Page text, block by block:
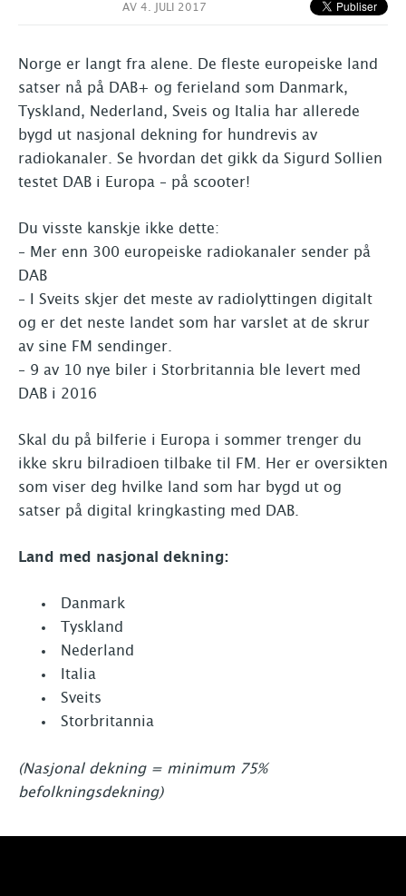
AV 4. JULI 2017
Norge er langt fra alene. De fleste europeiske land
satser nå på DAB+ og ferieland som Danmark,
Tyskland, Nederland, Sveis og Italia har allerede
bygd ut nasjonal dekning for hundrevis av
radiokanaler. Se hvordan det gikk da Sigurd Sollien
testet DAB i Europa – på scooter!
Du visste kanskje ikke dette:
– Mer enn 300 europeiske radiokanaler sender på
DAB
– I Sveits skjer det meste av radiolyttingen digitalt
og er det neste landet som har varslet at de skrur
av sine FM sendinger.
– 9 av 10 nye biler i Storbritannia ble levert med
DAB i 2016
Skal du på bilferie i Europa i sommer trenger du
ikke skru bilradioen tilbake til FM. Her er oversikten
som viser deg hvilke land som har bygd ut og
satser på digital kringkasting med DAB.
Land med nasjonal dekning:
Danmark
Tyskland
Nederland
Italia
Sveits
Storbritannia
(Nasjonal dekning = minimum 75%
befolkningsdekning)